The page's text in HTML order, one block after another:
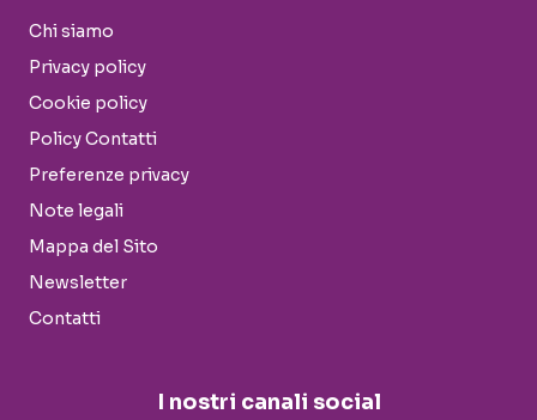
Chi siamo
Privacy policy
Cookie policy
Policy Contatti
Preferenze privacy
Note legali
Mappa del Sito
Newsletter
Contatti
I nostri canali social